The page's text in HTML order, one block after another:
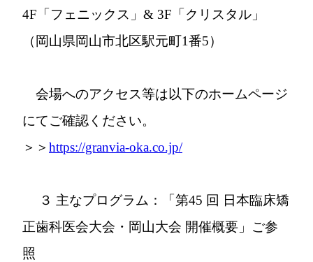
4F「フェニックス」& 3F「クリスタル」
（岡山県岡山市北区駅元町1番5）
会場へのアクセス等は以下のホームページ
にてご確認ください。
＞＞https://granvia-oka.co.jp/
３ 主なプログラム：「第45 回 日本臨床矯
正歯科医会大会・岡山大会 開催概要」ご参
照